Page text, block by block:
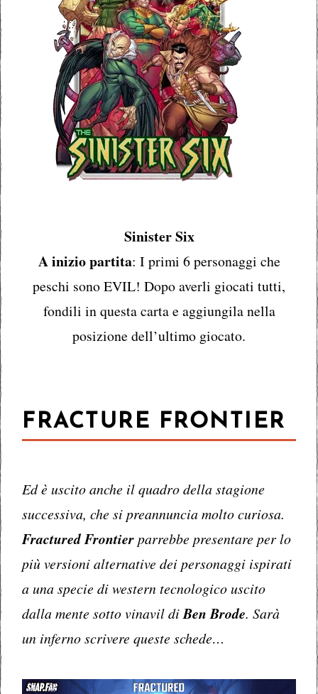
Sinister Six
A inizio partita: I primi 6 personaggi che
peschi sono EVIL! Dopo averli giocati tutti,
fondili in questa carta e aggiungila nella
posizione dell’ultimo giocato.
FRACTURE FRONTIER
Ed è uscito anche il quadro della stagione
successiva, che si preannuncia molto curiosa.
Fractured Frontierparrebbe presentare per lo
più versioni alternative dei personaggi ispirati
a una specie di western tecnologico uscito
dalla mente sotto vinavil diBen Brode. Sarà
un inferno scrivere queste schede…